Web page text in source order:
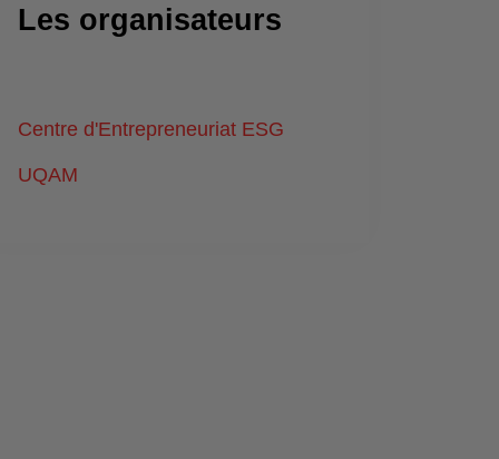
Les organisateurs
Centre d'Entrepreneuriat ESG
UQAM